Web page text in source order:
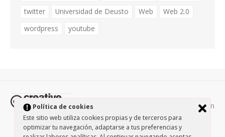
Política de cookies
Este sitio web utiliza cookies propias y de terceros para
optimizar tu navegación, adaptarse a tus preferencias y
twitter
Universidad de Deusto Web
Web 2.0
wordpress
youtube
Todos los contenidos de esta página están
protegidos por la licencia Creative Commons Attribution-
NonCommercial-ShareAlike 3.0. / Política de privacidad